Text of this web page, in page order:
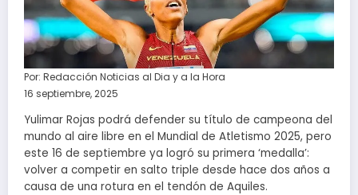
Por: Redacción Noticias al Dia y a la Hora
16 septiembre, 2025
Yulimar Rojas podrá defender su título de campeona del
mundo al aire libre en el Mundial de Atletismo 2025, pero
este 16 de septiembre ya logró su primera ‘medalla’:
volver a competir en salto triple desde hace dos años a
causa de una rotura en el tendón de Aquiles.